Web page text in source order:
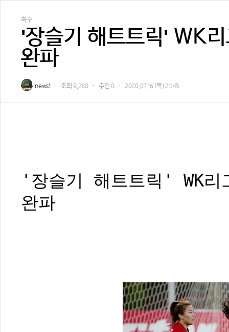
축구
'장슬기 해트트릭' WK
완파
news1 조회9,268 추천0 2020.07.16 (목) 21:45
'장슬기 해트트릭' WK
완파